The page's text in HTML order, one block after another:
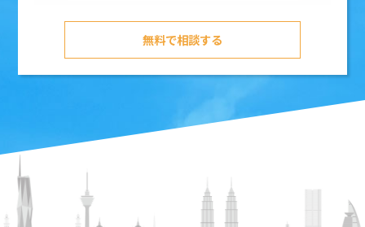
無料で相談する